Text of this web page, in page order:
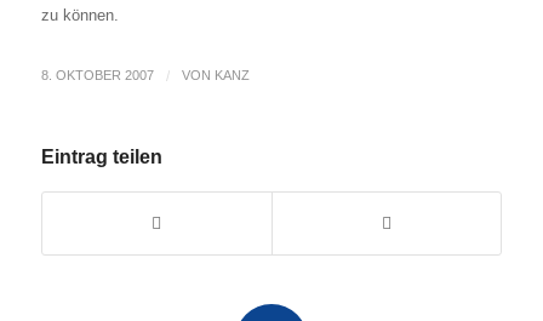
zu können.
8. OKTOBER 2007 / VON KANZ
Eintrag teilen